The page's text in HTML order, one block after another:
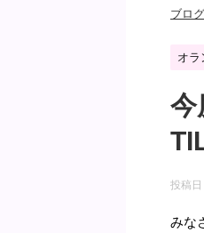
ブロ
オラ
今
投稿日
みな